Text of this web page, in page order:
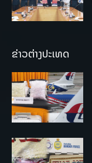
ຂ່າວຕ່າງປະເທດ